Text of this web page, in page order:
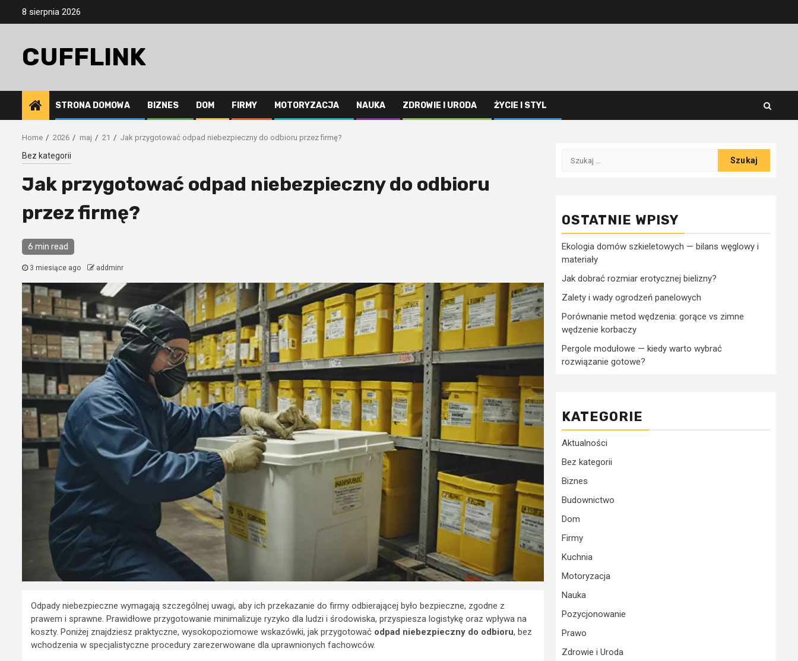
8 sierpnia 2026
CUFFLINK
STRONA DOMOWA BIZNES DOM FIRMY MOTORYZACJA NAUKA ZDROWIE I URODA ŻYCIE I STYL
Home 2026 maj 21 Jak przygotować odpad niebezpieczny do odbioru przez firmę?
Bez kategorii
Jak przygotować odpad niebezpieczny do odbioru
przez firmę?
6 min read
3 miesiące ago addminr
Odpady niebezpieczne wymagają szczególnej uwagi, aby ich przekazanie do firmy odbierającej było bezpieczne, zgodne z
prawem i sprawne. Prawidłowe przygotowanie minimalizuje ryzyko dla ludzi i środowiska, przyspiesza logistykę oraz wpływa na
koszty. Poniżej znajdziesz praktyczne, wysokopoziomowe wskazówki, jak przygotować odpad niebezpieczny do odbioru, bez
wchodzenia w specjalistyczne procedury zarezerwowane dla uprawnionych fachowców.
Szukaj:
OSTATNIE WPISY
Ekologia domów szkieletowych — bilans węglowy i
materiały
Jak dobrać rozmiar erotycznej bielizny?
Zalety i wady ogrodzeń panelowych
Porównanie metod wędzenia: gorące vs zimne
wędzenie korbaczy
Pergole modułowe — kiedy warto wybrać
rozwiązanie gotowe?
KATEGORIE
Aktualności
Bez kategorii
Biznes
Budownictwo
Dom
Firmy
Kuchnia
Motoryzacja
Nauka
Pozycjonowanie
Prawo
Zdrowie i Uroda